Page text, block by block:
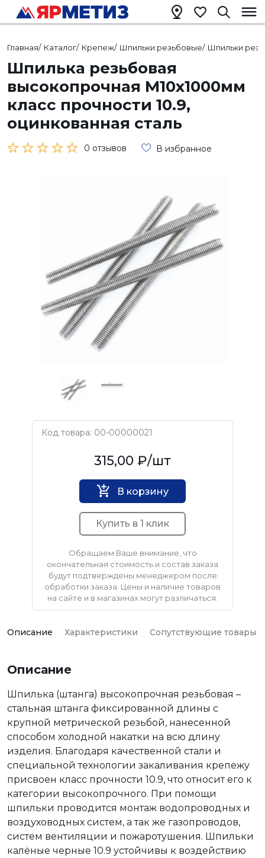
Главная/ Каталог/ Крепеж/ Шпильки резьбовые/ Шпильки
Шпилька резьбовая
высокопрочная М10х1000мм
класс прочности 10.9,
оцинкованная сталь
0 отзывов В избранное
Код товара: 00-00000021
Нет бренда315,00 ₽/шт
В корзину
Купить в 1 клик
Обращаем Ваше внимание, что
окончательная стоимость и состав заказа
будут подтверждены менеджером после
обработки заказа. Цены и наличие товаров
на сайте и в магазинах могут различаться.
Описание Характеристики Сопутствующие товары
Описание
Шпилька (штанга) высокопрочная резьбовая –
стальная штанга фиксированной длины с
крупной метрической резьбой, нанесенной
способом холодной накатки на всю длину
изделия. Благодаря качественной стали и
специальной технологии закаливания крепежу
присвоен класс прочности 10.9, что относит его к
категории высокопрочного. При помощи
шпильки проводится монтаж водопроводных и
воздуховодных систем, а так же газопроводов,
систем вентиляции и пожаротушения. Шпильки
калёные черные 10.9 устойчивы к воздействию